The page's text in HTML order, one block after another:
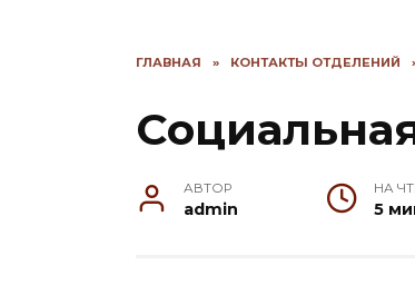
ГЛАВНАЯ » КОНТАКТЫ ОТДЕЛЕНИЙ
АВТОР
admin
НА
5